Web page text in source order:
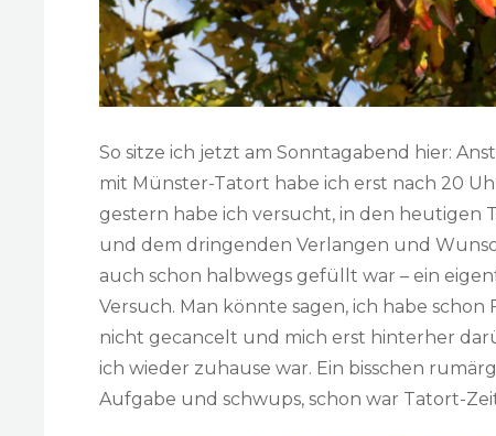
So sitze ich jetzt am Sonntagabend hier:
mit Münster-Tatort habe ich erst nach 20
gestern habe ich versucht, in den heutigen
und dem dringenden Verlangen und
auch schon halbwegs gefüllt war – ein
Versuch. Man könnte sagen, ich habe
nicht gecancelt und mich erst hinterher
ich wieder zuhause war. Ein bisschen
Aufgabe und schwups, schon war Tatort-